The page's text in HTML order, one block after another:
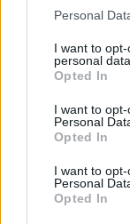
Please note that
not limited to
grant or deny
use your data for
consent section.
Personal
I want to
personal data.
Opted In
I want to
Personal
Opted In
I want to
Personal
Opted In